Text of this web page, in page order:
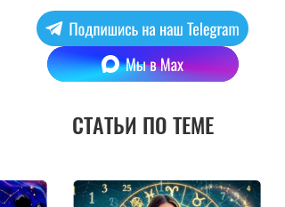
СТАТЬИ ПО ТЕМЕ